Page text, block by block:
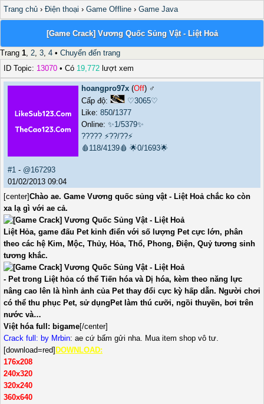
Trang chủ › Điện thoại › Game Offline › Game Java
[Game Crack] Vương Quốc Sủng Vật - Liệt Hoả
Trang 1, 2, 3, 4 • Chuyển đến trang
ID Topic: 13070 • Có 19,772 lượt xem
hoangpro97x (Off) ♂️
Cấp độ:
♡3065♡
Like: 850/1377
Online: ✨1/5379✨
????? ⚡??/??⚡
🩸118/4139🩸 🌟0/1693🌟
#1 - @167293
01/02/2013 09:04
[center]Chào ae. Game Vương quốc sủng vật - Liệt Hoả chắc ko còn
xa lạ gì với ae cả.
Liệt Hỏa, game đấu Pet kinh điển với số lượng Pet cực lớn, phân
theo các hệ Kim, Mộc, Thủy, Hỏa, Thổ, Phong, Điện, Quỷ tương sinh
tương khắc.
- Pet trong Liệt hỏa có thể Tiến hóa và Dị hóa, kèm theo năng lực
nâng cao lên là hình ảnh của Pet thay đổi cực kỳ hấp dẫn. Người chơi
có thể thu phục Pet, sử dụngPet làm thú cưỡi, ngồi thuyền, bơi trên
nước và…
Việt hóa full: bigame[/center]
Crack full: by Mrbin: ae cứ bấm gửi nha. Mua item shop vô tư.
[download=red] DOWNLOAD:
176x208
240x320
320x240
360x640